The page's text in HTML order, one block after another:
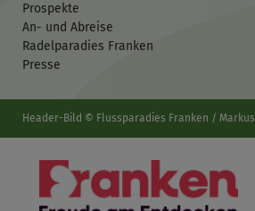
Prospekte
An- und Abreise
Radelparadies Franken
Presse
Header-Bild © Flussparadies Franken /